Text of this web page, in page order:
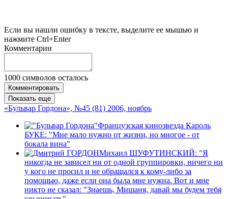
Если вы нашли ошибку в тексте, выделите ее мышью и
нажмите Ctrl+Enter
Комментарии
1000 символов осталось
Комментировать
Показать еще
«Бульвар Гордона», №45 (81) 2006, ноябрь
Французская кинозвезда Кароль
БУКЕ: "Мне мало нужно от жизни, но многое - от
бокала вина"
Михаил ШУФУТИНСКИЙ: "Я
никогда не зависел ни от одной группировки, ничего ни
у кого не просил и не обращался к кому-либо за
помощью, даже если она была мне нужна. Вот и мне
никто не сказал: "Знаешь, Мишаня, давай мы будем тебя